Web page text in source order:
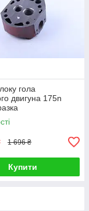
гола
двигуна 175n
1 696 ₴
Купити